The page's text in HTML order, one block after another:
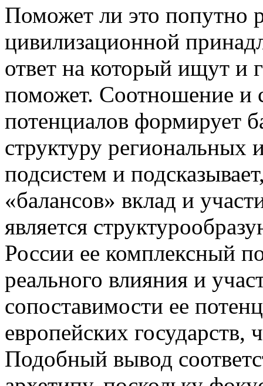
Поможет ли это попутно
цивилизационной
ответ на который ищут и
поможет. Соотношение и
потенциалов формирует
структуру региональных
подсистем и
«балансов» вклад и
является
России ее комплексный
реального влияния и
сопоставимости ее
европейских
Подобный вывод